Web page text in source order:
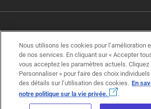
Plan d’accessibilité | Rétroaction sur
Société canadienne d'hypothèques et de
Nous utilisons les cookies pour l’amélioration
de nos services. En cliquant sur « Accepter
vous acceptez les paramètres actuels. Cliquez
Personnaliser » pour faire des choix
des détails sur l’utilisation des cookies. En
notre politique sur la vie privée.
.